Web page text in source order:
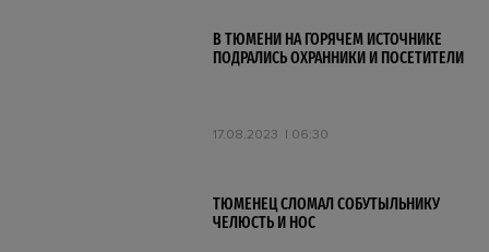
В ТЮМЕНИ НА ГОРЯЧЕМ ИСТОЧНИКЕ
ПОДРАЛИСЬ ОХРАННИКИ И ПОСЕТИТЕЛИ
17.08.2023 06:30
ТЮМЕНЕЦ СЛОМАЛ СОБУТЫЛЬНИКУ
ЧЕЛЮСТЬ И НОС